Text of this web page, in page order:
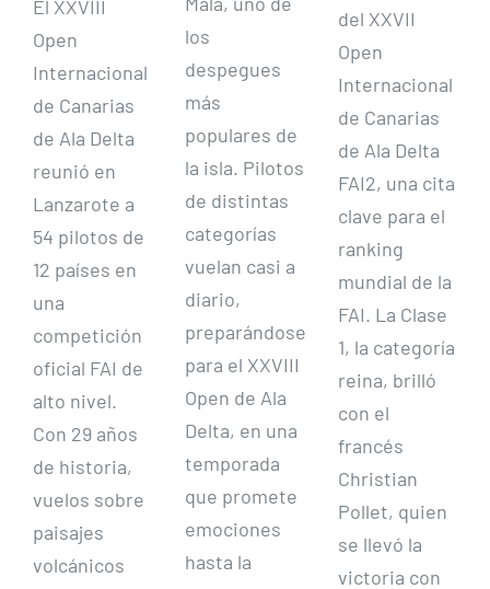
El XXVIII
Open
Internacional
de Canarias
de Ala Delta
reunió en
Lanzarote a
54 pilotos de
12 países en
una
competición
oficial FAI de
alto nivel.
Con 29 años
de historia,
vuelos sobre
paisajes
volcánicos
los
despegues
más
populares de
la isla. Pilotos
de distintas
categorías
vuelan casi a
diario,
preparándose
para el XXVIII
Open de Ala
Delta, en una
temporada
que promete
emociones
hasta la
del XXVII
Open
Internacional
de Canarias
de Ala Delta
FAI2, una cita
clave para el
ranking
mundial de la
FAI. La Clase
1, la categoría
reina, brilló
con el
francés
Christian
Pollet, quien
se llevó la
victoria con